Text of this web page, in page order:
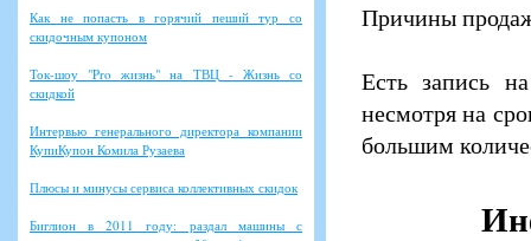
Как не попасть в горячий пеший тур со
скидочным купоном
Ток-шоу "Pro жизнь" на ТВЦ - Жизнь со
скидкой
Интервью генерального директора компании
КупиКупон Комила Рузаева
Плюсы и минусы сервиса коллективных скидок
Биглион в 2011 году: раздал машины с
Причины
Есть запись
несмотря на
большим